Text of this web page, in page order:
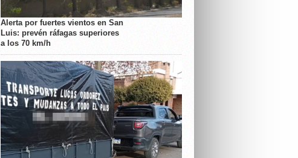
Alerta por fuertes vientos en San
Luis: prevén ráfagas superiores
a los 70 km/h